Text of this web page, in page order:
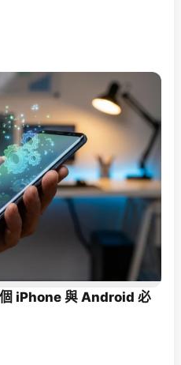
iPhone 與 Android 必